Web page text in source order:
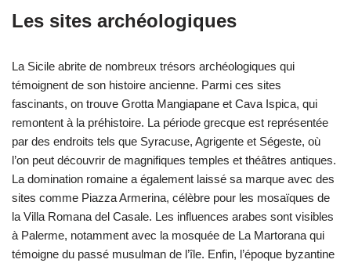
Les sites archéologiques
La Sicile abrite de nombreux trésors archéologiques qui
témoignent de son histoire ancienne. Parmi ces sites
fascinants, on trouve Grotta Mangiapane et Cava Ispica, qui
remontent à la préhistoire. La période grecque est représentée
par des endroits tels que Syracuse, Agrigente et Ségeste, où
l’on peut découvrir de magnifiques temples et théâtres antiques.
La domination romaine a également laissé sa marque avec des
sites comme Piazza Armerina, célèbre pour les mosaïques de
la Villa Romana del Casale. Les influences arabes sont visibles
à Palerme, notamment avec la mosquée de La Martorana qui
témoigne du passé musulman de l’île. Enfin, l’époque byzantine